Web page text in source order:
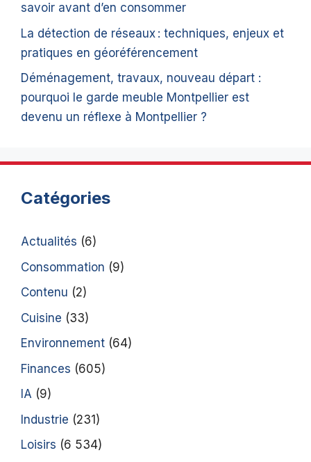
savoir avant d’en consommer
La détection de réseaux : techniques, enjeux et
pratiques en géoréférencement
Déménagement, travaux, nouveau départ :
pourquoi le garde meuble Montpellier est
devenu un réflexe à Montpellier ?
Catégories
Actualités (6)
Consommation (9)
Contenu (2)
Cuisine (33)
Environnement (64)
Finances (605)
IA (9)
Industrie (231)
Loisirs (6 534)